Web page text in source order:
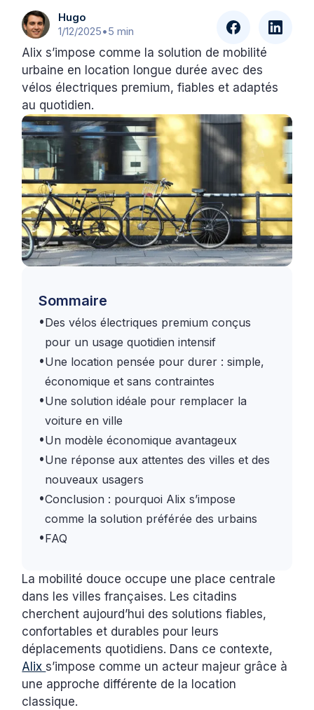
Hugo
1/12/2025•5 min
Alix s’impose comme la solution de mobilité
urbaine en location longue durée avec des
vélos électriques premium, fiables et adaptés
au quotidien.
Sommaire
•Des vélos électriques premium conçus
pour un usage quotidien intensif
•Une location pensée pour durer : simple,
économique et sans contraintes
•Une solution idéale pour remplacer la
voiture en ville
•Un modèle économique avantageux
•Une réponse aux attentes des villes et des
nouveaux usagers
•Conclusion : pourquoi Alix s’impose
comme la solution préférée des urbains
•FAQ
La mobilité douce occupe une place centrale
dans les villes françaises. Les citadins
cherchent aujourd’hui des solutions fiables,
confortables et durables pour leurs
déplacements quotidiens. Dans ce contexte,
Alixs’impose comme un acteur majeur grâce à
une approche différente de la location
classique.